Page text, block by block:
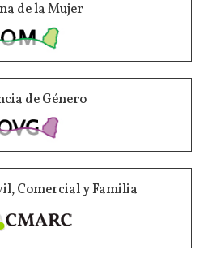
de la Mujer
de Género
Comercial y Familia